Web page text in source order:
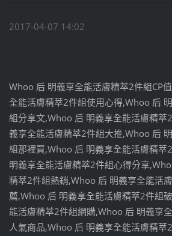
2017-04-07 14:02
Whoo 后 明義享全能活膚精萃2件組CP
全能活膚精萃2件組使用心得,Whoo 后
組分享文,Whoo 后 明義享全能活膚精萃
義享全能活膚精萃2件組大推,Whoo 后
組那裡買,Whoo 后 明義享全能活膚精萃
明義享全能活膚精萃2件組心得分享
精萃2件組熱銷,Whoo 后 明義享全能活
薦,Whoo 后 明義享全能活膚精萃2件組
能活膚精萃2件組網購,Whoo 后 明義享
人氣商品,Whoo 后 明義享全能活膚精萃